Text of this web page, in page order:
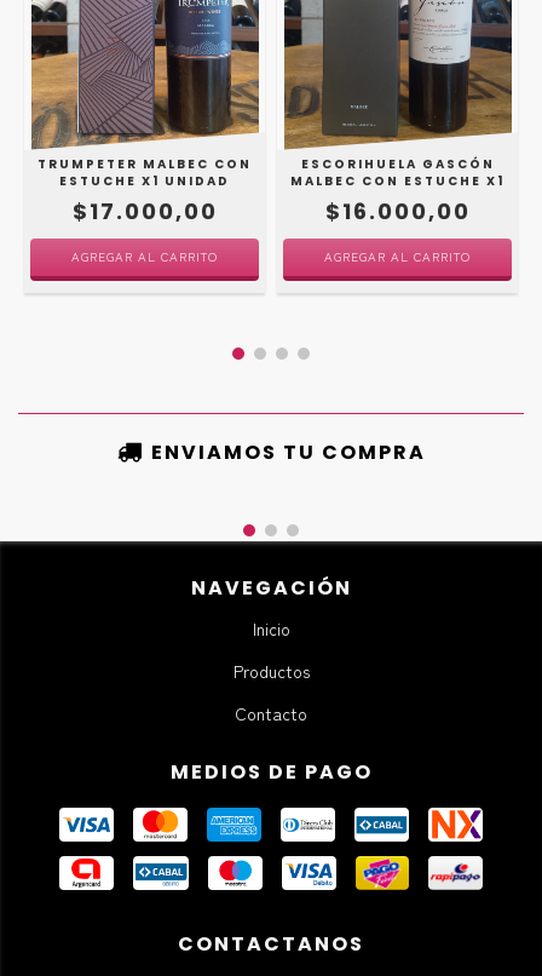
TRUMPETER MALBEC CON
ESTUCHE X1 UNIDAD
$17.000,00
ESCORIHUELA GASCÓN
MALBEC CON ESTUCHE X1
$16.000,00
ENVIAMOS TU COMPRA
NAVEGACIÓN
Inicio
Productos
Contacto
MEDIOS DE PAGO
CONTACTANOS